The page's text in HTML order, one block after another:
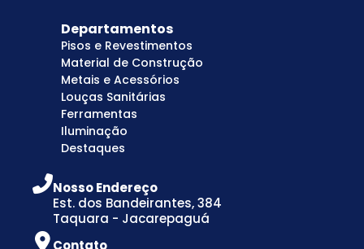
Departamentos
Pisos e Revestimentos
Material de Construção
Metais e Acessórios
Louças Sanitárias
Ferramentas
Iluminação
Destaques
Nosso Endereço
Est. dos Bandeirantes, 384
Taquara - Jacarepaguá
Contato